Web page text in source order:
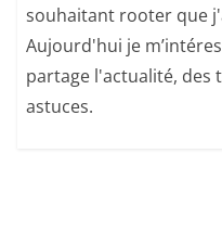
souhaitant rooter que
Aujourd'hui je
partage l'actualité, des
astuces.